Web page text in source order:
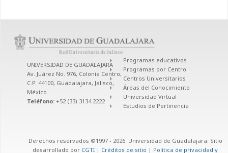
UNIVERSIDAD DE GUADALAJARA
Av. Juárez No. 976, Colonia Centro,
C.P. 44100, Guadalajara, Jalisco,
México
Teléfono: +52 (33) 3134 2222
Programas educativos
Programas por Centro
Centros Universitarios
Áreas del Conocimiento
Universidad Virtual
Estudios de Pertinencia
Derechos reservados ©1997 - 2026. Universidad de Guadalajara. Sitio
desarrollado por CGTI | Créditos de sitio | Política de privacidad y